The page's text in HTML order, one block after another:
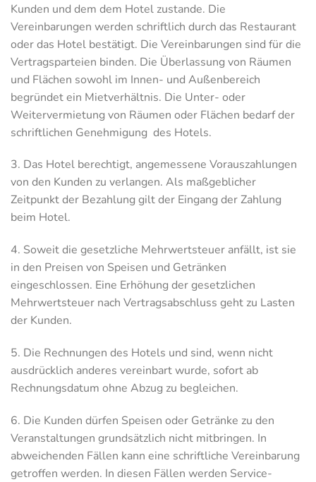
Kunden und dem dem Hotel zustande. Die
Vereinbarungen werden schriftlich durch das Restaurant
oder das Hotel bestätigt. Die Vereinbarungen sind für die
Vertragsparteien binden. Die Überlassung von Räumen
und Flächen sowohl im Innen- und Außenbereich
begründet ein Mietverhältnis. Die Unter- oder
Weitervermietung von Räumen oder Flächen bedarf der
schriftlichen Genehmigung des Hotels.
3. Das Hotel berechtigt, angemessene Vorauszahlungen
von den Kunden zu verlangen. Als maßgeblicher
Zeitpunkt der Bezahlung gilt der Eingang der Zahlung
beim Hotel.
4. Soweit die gesetzliche Mehrwertsteuer anfällt, ist sie
in den Preisen von Speisen und Getränken
eingeschlossen. Eine Erhöhung der gesetzlichen
Mehrwertsteuer nach Vertragsabschluss geht zu Lasten
der Kunden.
5. Die Rechnungen des Hotels und sind, wenn nicht
ausdrücklich anderes vereinbart wurde, sofort ab
Rechnungsdatum ohne Abzug zu begleichen.
6. Die Kunden dürfen Speisen oder Getränke zu den
Veranstaltungen grundsätzlich nicht mitbringen. In
abweichenden Fällen kann eine schriftliche Vereinbarung
getroffen werden. In diesen Fällen werden Service-